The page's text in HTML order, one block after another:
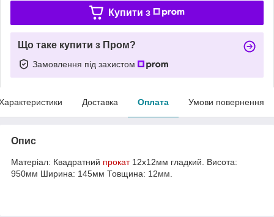
Купити з
Що таке купити з Пром?
Замовлення під захистом
Доставка Оплата Умови повернення
Опис
Матеріал: Квадратний прокат12х12мм гладкий. Висота:
950мм Ширина: 145мм Товщина: 12мм.